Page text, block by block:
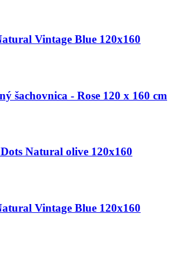
Vintage Blue 120x160
šachovnica - Rose 120 x 160 cm
Natural olive 120x160
Vintage Blue 120x160